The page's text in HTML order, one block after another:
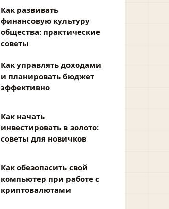
Как развивать
финансовую культуру
общества: практические
советы
Как управлять доходами
и планировать бюджет
эффективно
Как начать
инвестировать в золото:
советы для новичков
Как обезопасить свой
компьютер при работе с
криптовалютами